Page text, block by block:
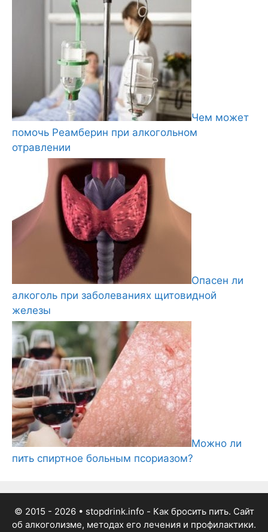
Чем может
помочь Реамберин при алкогольном
отравлении
Опасен ли
алкоголь при заболеваниях щитовидной
железы
Можно ли
пить спиртное больным псориазом?
© 2015 - 2026• stopdrink.info - Как бросить пить. Сайт
об алкоголизме, методах его лечения и профилактики.